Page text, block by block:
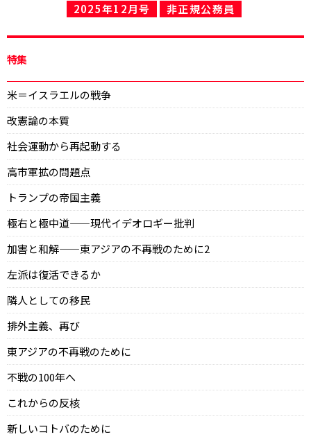
2025年12月号 非正規公務員
特集
米＝イスラエルの戦争
改憲論の本質
社会運動から再起動する
高市軍拡の問題点
トランプの帝国主義
極右と極中道——現代イデオロギー批判
加害と和解——東アジアの不再戦のために2
左派は復活できるか
隣人としての移民
排外主義、再び
東アジアの不再戦のために
不戦の100年へ
これからの反核
新しいコトバのために